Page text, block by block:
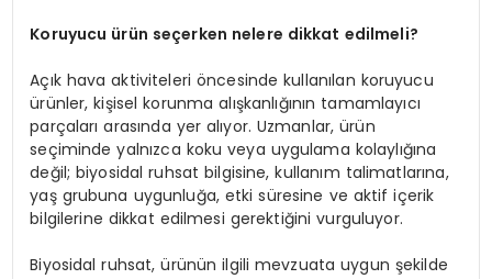
Koruyucu ürün seçerken nelere dikkat edilmeli?
Açık hava aktiviteleri öncesinde kullanılan koruyucu
ürünler, kişisel korunma alışkanlığının tamamlayıcı
parçaları arasında yer alıyor. Uzmanlar, ürün
seçiminde yalnızca koku veya uygulama kolaylığına
değil; biyosidal ruhsat bilgisine, kullanım talimatlarına,
yaş grubuna uygunluğa, etki süresine ve aktif içerik
bilgilerine dikkat edilmesi gerektiğini vurguluyor.
Biyosidal ruhsat, ürünün ilgili mevzuata uygun şekilde